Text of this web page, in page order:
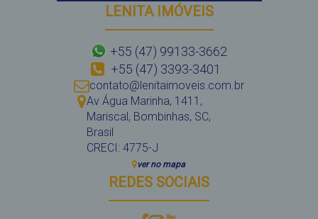
LENITA IMÓVEIS
+55 (47) 99133-3662
+55 (47) 3393-3401
contato@lenitaimoveis.com.br
Av Água Marinha, 1411 ,
Mariscal, Bombinhas, SC,
Brasil
CRECI: 4775-J
ver no mapa
REDES SOCIAIS